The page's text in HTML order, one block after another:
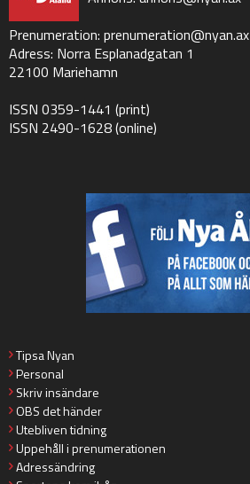
Prenumeration: prenumeration@nyan.ax
Adress: Norra Esplanadgatan 1
22100 Mariehamn
ISSN 0359-1441 (print)
ISSN 2490-1628 (online)
Tipsa Nyan
Personal
Skriv insändare
OBS det händer
Utebliven tidning
Uppehåll i prenumerationen
Adressändring